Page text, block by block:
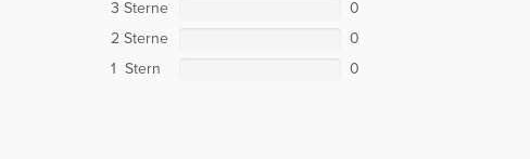
3 Sterne
0
2 Sterne
0
1 Stern
0